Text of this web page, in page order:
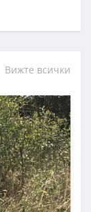
Вижте всички